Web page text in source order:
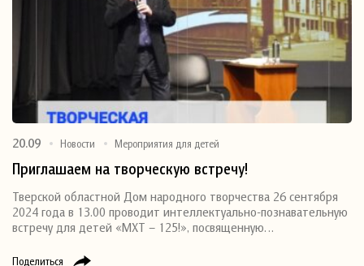
Поделиться
20.09 Новости Мероприятия для детей
Приглашаем на творческую встречу!
Тверской областной Дом народного творчества 26 сентября
2024 года в 13.00 проводит интеллектуально-познавательную
встречу для детей «МХТ – 125!», посвященную…